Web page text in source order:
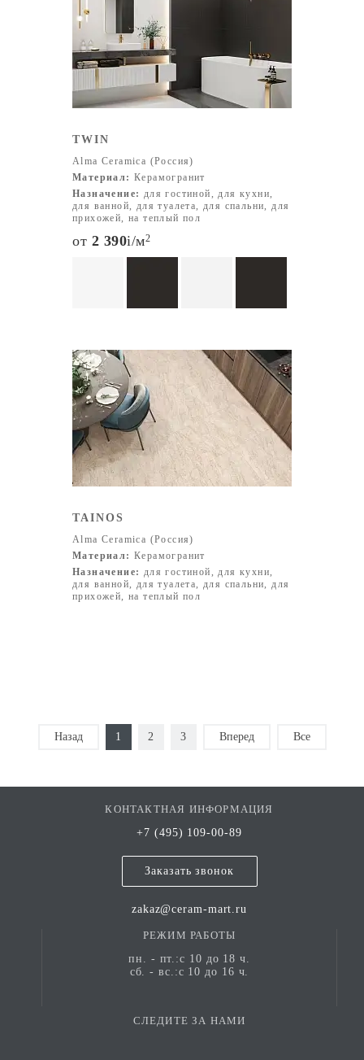
TWIN
Alma Ceramica (Россия)
Материал: Керамогранит
Назначение: для гостиной, для кухни,
для ванной, для туалета, для спальни, для
прихожей, на теплый пол
от 2 390i/м2
TAINOS
Alma Ceramica (Россия)
Материал: Керамогранит
Назначение: для гостиной, для кухни,
для ванной, для туалета, для спальни, для
прихожей, на теплый пол
Назад 1 2 3 Вперед Все
КОНТАКТНАЯ ИНФОРМАЦИЯ
+7 (495) 109-00-89
Заказать звонок
zakaz@ceram-mart.ru
РЕЖИМ РАБОТЫ
пн. - пт.:с 10 до 18 ч.
сб. - вс.:с 10 до 16 ч.
СЛЕДИТЕ ЗА НАМИ